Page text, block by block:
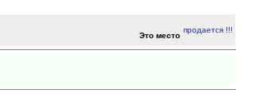
Это место